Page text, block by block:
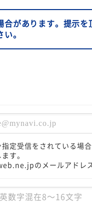
があります。提示
。
指定受信をされている場
す。
のメールアドレ